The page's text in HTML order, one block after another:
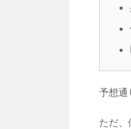
予想通
ただ、